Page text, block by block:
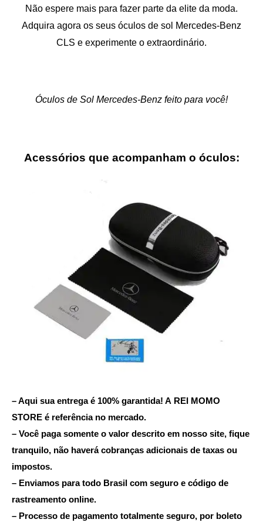
Não espere mais para fazer parte da elite da moda.
Adquira agora os seus óculos de sol Mercedes-Benz
CLS e experimente o extraordinário.
Óculos de Sol Mercedes-Benz feito para você!
Acessórios que acompanham o óculos:
– Aqui sua entrega é 100% garantida! A REI MOMO
STORE é referência no mercado.
– Você paga somente o valor descrito em nosso site, fique
tranquilo, não haverá cobranças adicionais de taxas ou
impostos.
– Enviamos para todo Brasil com seguro e código de
rastreamento online.
– Processo de pagamento totalmente seguro, por boleto